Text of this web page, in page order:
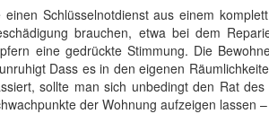
Schlüsselnotdienst aus einem
brauchen, etwa bei dem
eine gedrückte Stimmung. Die
Dass es in den eigenen
sollte man sich unbedingt den Rat
der Wohnung aufzeigen lassen